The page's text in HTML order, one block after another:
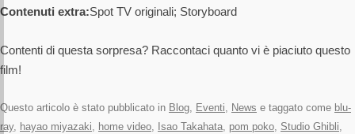
Contenuti extra:Spot TV originali; Storyboard
Contenti di questa sorpresa? Raccontaci quanto vi è piaciuto questo
film!
Questo articolo è stato pubblicato in Blog, Eventi, News e taggato come blu-
ray, hayao miyazaki, home video, Isao Takahata, pom poko, Studio Ghibli,